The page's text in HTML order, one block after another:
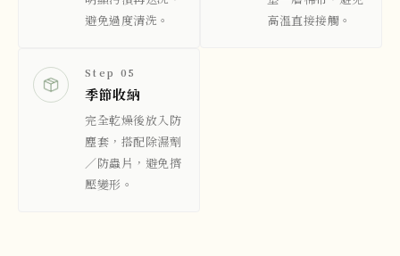
避免過度清洗。
高溫直接接觸。
Step 05
季節收納
完全乾燥後放入防
塵套，搭配除濕劑
／防蟲片，避免擠
壓變形。